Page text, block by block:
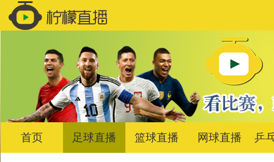
首页 足球直播 篮球直播 网球直播 乒